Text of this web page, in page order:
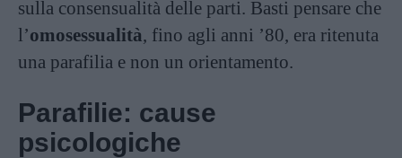
sulla consensualità delle parti. Basti pensare che
l’omosessualità, fino agli anni ’80, era ritenuta
una parafilia e non un orientamento.
Parafilie: cause
psicologiche